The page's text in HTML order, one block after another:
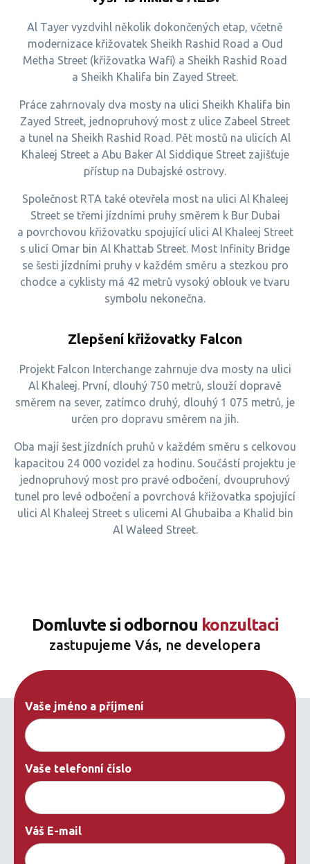
Al Tayer vyzdvihl několik dokončených etap, včetně
modernizace křižovatek Sheikh Rashid Road a Oud
Metha Street (křižovatka Wafi) a Sheikh Rashid Road
a Sheikh Khalifa bin Zayed Street.
Práce zahrnovaly dva mosty na ulici Sheikh Khalifa bin
Zayed Street, jednopruhový most z ulice Zabeel Street
a tunel na Sheikh Rashid Road. Pět mostů na ulicích Al
Khaleej Street a Abu Baker Al Siddique Street zajišťuje
přístup na Dubajské ostrovy.
Společnost RTA také otevřela most na ulici Al Khaleej
Street se třemi jízdními pruhy směrem k Bur Dubai
a povrchovou křižovatku spojující ulici Al Khaleej Street
s ulicí Omar bin Al Khattab Street. Most Infinity Bridge
se šesti jízdními pruhy v každém směru a stezkou pro
chodce a cyklisty má 42 metrů vysoký oblouk ve tvaru
symbolu nekonečna.
Zlepšení křižovatky Falcon
Projekt Falcon Interchange zahrnuje dva mosty na ulici
Al Khaleej. První, dlouhý 750 metrů, slouží dopravě
směrem na sever, zatímco druhý, dlouhý 1 075 metrů, je
určen pro dopravu směrem na jih.
Oba mají šest jízdních pruhů v každém směru s celkovou
kapacitou 24 000 vozidel za hodinu. Součástí projektu je
jednopruhový most pro pravé odbočení, dvoupruhový
tunel pro levé odbočení a povrchová křižovatka spojující
ulici Al Khaleej Street s ulicemi Al Ghubaiba a Khalid bin
Al Waleed Street.
Domluvte si odbornou konzultaci
zastupujeme Vás, ne developera
Vaše jméno a příjmení
Vaše telefonní číslo
Váš E-mail